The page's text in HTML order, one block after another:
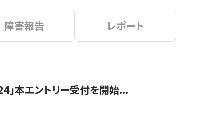
障害報告 レポート
」本エントリー受付を開始...